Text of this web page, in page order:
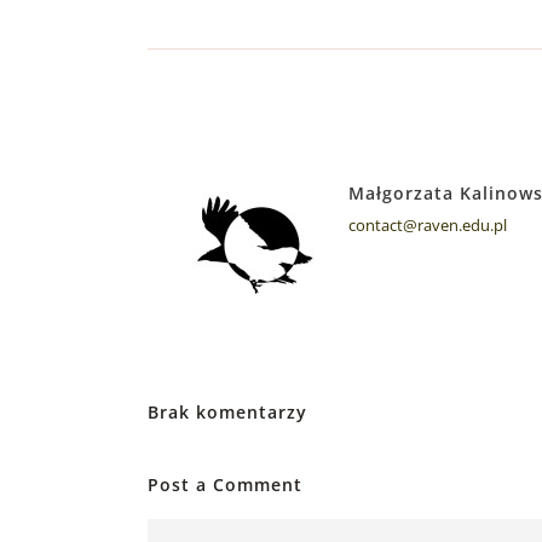
Małgorzata
contact@raven.edu.pl
Brak komentarzy
Post a Comment